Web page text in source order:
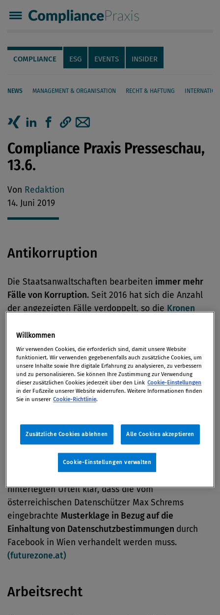
Compliance Praxis
Servicenavigation
Navigation
COMPLIANCE ESG EVENTS INSIDER
NEWS MANAGEMENT & ORGANISATION RECHT & HAFTUNG
Seiteninhalt
Artikel auf Xing teilen
Artikel auf linkedIn teilen
Artikel auf Facebook teilen
Artikellink kopieren
Artikel per Mail teilen
Compliance Praxis Presseschau,
13.6.
Von Redaktion
14. Juni 2019
Antikorruption
Die Staatsanwaltschaften bearbeiten immer mehr
Fälle von Korruption. Seit 2016 hat sich die Anzahl
der angezeigten Fälle verdoppelt, so die Kronen
ImBestechungsskandal um Zulassungen an US-
Eliteuniversitätenist ein früherer Segellehrer an
der kalifornischen Universität Stanford zu sechs
Monaten Hausarrest, eineinhalb Jahren Aufsicht
durch die Justiz sowie 10.000 Dollar Geldstrafe
Datenschutz
hinterlegten Urteil klar, dass die vom
österreichischen Datenschützer Max Schrems
eingebrachte Musterklage in Bezug auf die
Einhaltung von Datenschutzbestimmungen durch
Facebook in Wien verhandelt werden muss.
(futurezone.at)
Arbeitsrecht
Willkommen
Wir verwenden Cookies, die erforderlich sind, damit unsere Website
funktioniert. Wir verwenden gegebenenfalls auch zusätzliche Cookies, um
unsere Inhalte sowie Ihre digitale Erfahrung zu analysieren, zu verbessern
und zu personalisieren. Sie können Ihre Zustimmung zur Verwendung
dieser zusätzlichen Cookies jederzeit über den Link Cookie-Einstellungen
in der Fußzeile unserer Website widerrufen. Weitere Informationen finden
Sie in unserer Cookie-Richtlinie.
Zusätzliche Cookies ablehnen Alle Cookies akzeptieren
Cookie-Einstellungen verwalten